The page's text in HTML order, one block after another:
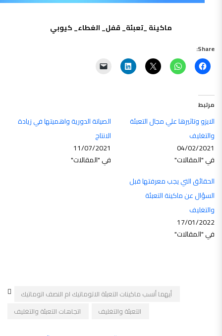
ماكينة _تعبئة_ قفل_ الغطاء_ كيوبي
Share:
مرتبط
الايزو وتاثيرها علي مجال التعبئة
والتغليف
04/02/2021
في "المقالات"
الصيانة الدورية واهميتها في زيادة
الانتاج
11/07/2021
في "المقالات"
الحقائق التي يجب معرفتها قبل
السؤال عن ماكينة التعبئة
والتغليف
17/01/2022
في "المقالات"
أيهما أنسب ماكينات التعبئة الاتوماتيك ام النصف اتوماتيك
اتجاهات التعبئة والتغليف
التعبئة والتغليف